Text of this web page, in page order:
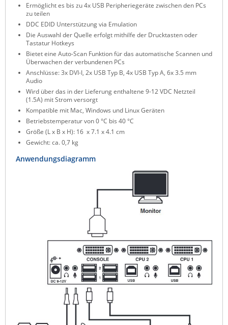
Unwired Networks
Vision
WATTECO
Westermo
Yuasa
ZPE Systems
News zu unseren Herstellern
Ermöglicht es bis zu 4x USB Peripheriegeräte zwischen den PCs
zu teilen
DDC EDID Unterstützung via Emulation
Die Auswahl der Quelle erfolgt mithilfe der Drucktasten oder
Tastatur Hotkeys
Bietet eine Auto-Scan Funktion für das automatische Scannen und
Überwachen der verbundenen PCs
Anschlüsse: 3x DVI-I, 2x USB Typ B, 4x USB Typ A, 6x 3.5 mm
Audio
Wird über das in der Lieferung enthaltene 9-12 VDC Netzteil
(1.5A) mit Strom versorgt
Kompatible mit Mac, Windows und Linux Geräten
Betriebstemperatur von 0 °C bis 40 °C
Größe (L x B x H): 16 x 7.1 x 4.1 cm
Gewicht: ca. 0,7 kg
Anwendungsdiagramm